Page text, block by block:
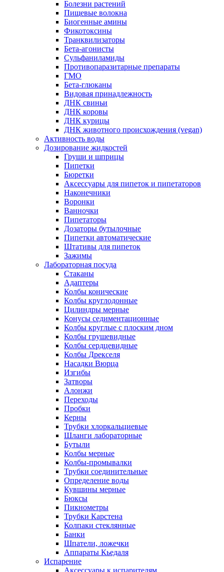
Болезни растений
Пищевые волокна
Биогенные амины
Фикотоксины
Транквилизаторы
Бета-агонисты
Сульфаниламиды
Противопаразитарные препараты
ГМО
Бета-глюканы
Видовая принадлежность
ДНК свиньи
ДНК коровы
ДНК курицы
ДНК животного происхождения (vegan)
Активность воды
Дозирование жидкостей
Груши и шприцы
Пипетки
Бюретки
Аксессуары для пипеток и пипетаторов
Наконечники
Воронки
Ванночки
Пипетаторы
Дозаторы бутылочные
Пипетки автоматические
Штативы для пипеток
Зажимы
Лабораторная посуда
Стаканы
Адаптеры
Колбы конические
Колбы круглодонные
Цилиндры мерные
Конусы седиментационные
Колбы круглые с плоским дном
Колбы грушевидные
Колбы сердцевидные
Колбы Дрекселя
Насадки Вюрца
Изгибы
Затворы
Алонжи
Переходы
Пробки
Керны
Трубки хлоркальциевые
Шланги лабораторные
Бутыли
Колбы мерные
Колбы-промывалки
Трубки соединительные
Определение воды
Кувшины мерные
Бюксы
Пикнометры
Трубки Карстена
Колпаки стеклянные
Банки
Шпатели, ложечки
Аппараты Кьедаля
Испарение
Аксессуары к испарителям